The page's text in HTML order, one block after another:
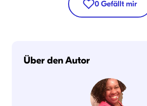
0 Gefällt mir
Über den Autor